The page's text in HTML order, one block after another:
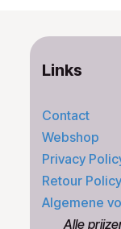
Links
Contact
Webshop
Privacy
Retour Policy
Algemene
​Alle